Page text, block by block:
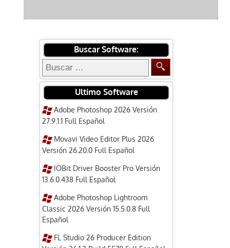
Buscar Software:
Ultimo Software
Adobe Photoshop 2026 Versión
27.9.1.1 Full Español
Movavi Video Editor Plus 2026
Versión 26.20.0 Full Español
IOBit Driver Booster Pro Versión
13.6.0.438 Full Español
Adobe Photoshop Lightroom
Classic 2026 Versión 15.5.0.8 Full
Español
FL Studio 26 Producer Edition